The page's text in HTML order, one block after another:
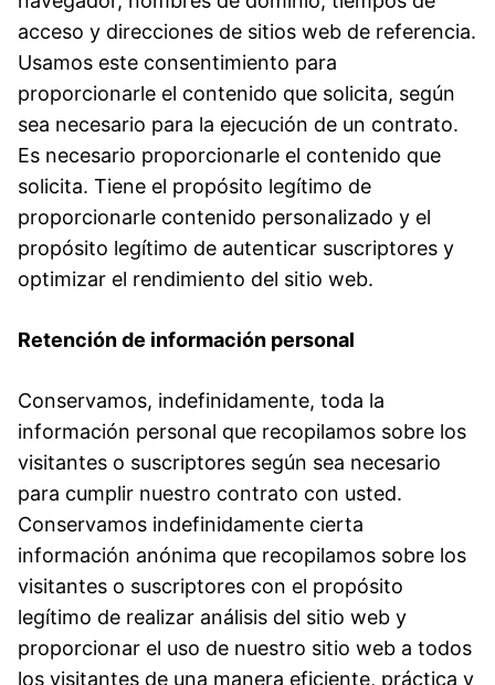
acceso y direcciones de sitios web de referencia.
Usamos este consentimiento para
proporcionarle el contenido que solicita, según
sea necesario para la ejecución de un contrato.
Es necesario proporcionarle el contenido que
solicita. Tiene el propósito legítimo de
proporcionarle contenido personalizado y el
propósito legítimo de autenticar suscriptores y
optimizar el rendimiento del sitio web.
Retención de información personal
Conservamos, indefinidamente, toda la
información personal que recopilamos sobre los
visitantes o suscriptores según sea necesario
para cumplir nuestro contrato con usted.
Conservamos indefinidamente cierta
información anónima que recopilamos sobre los
visitantes o suscriptores con el propósito
legítimo de realizar análisis del sitio web y
proporcionar el uso de nuestro sitio web a todos
los visitantes de una manera eficiente, práctica y